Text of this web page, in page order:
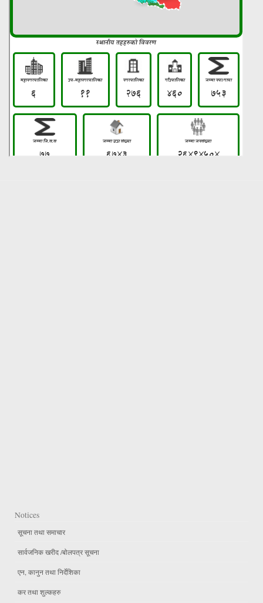
Notices
सूचना तथा समाचार
सार्वजनिक खरीद /बोलपत्र सूचना
एन, कानुन तथा निर्देशिका
कर तथा शुल्कहरु